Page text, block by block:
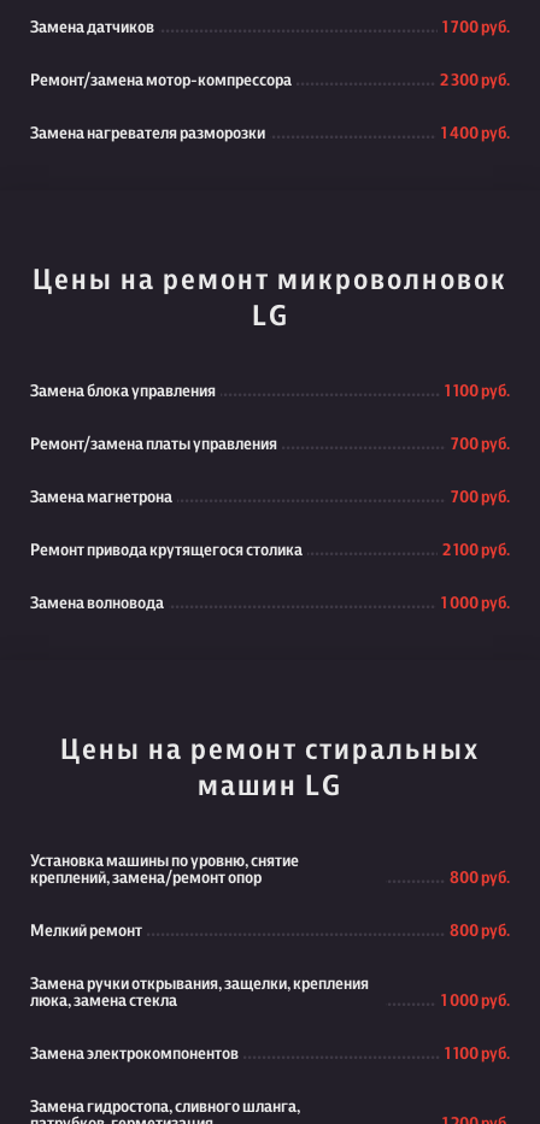
Замена датчиков 1 700 руб.
Ремонт/замена мотор-компрессора 2 300 руб.
Замена нагревателя разморозки 1 400 руб.
Цены на ремонт микроволновок
LG
Замена блока управления 1 100 руб.
Ремонт/замена платы управления 700 руб.
Замена магнетрона 700 руб.
Ремонт привода крутящегося столика 2 100 руб.
Замена волновода 1 000 руб.
Цены на ремонт стиральных
машин LG
Установка машины по уровню, снятие
креплений, замена/ремонт опор
800 руб.
Мелкий ремонт 800 руб.
Замена ручки открывания, защелки, крепления
люка, замена стекла
1 000 руб.
Замена электрокомпонентов 1 100 руб.
Замена гидростопа, сливного шланга,